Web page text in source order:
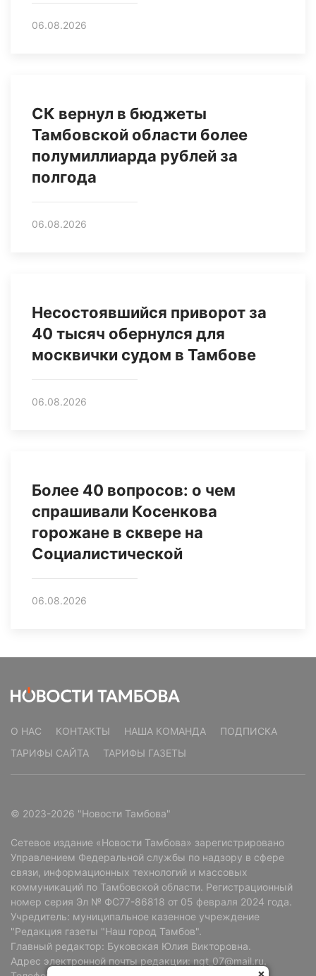
06.08.2026
СК вернул в бюджеты
Тамбовской области более
полумиллиарда рублей за
полгода
06.08.2026
Несостоявшийся приворот за
40 тысяч обернулся для
москвички судом в Тамбове
06.08.2026
Более 40 вопросов: о чем
спрашивали Косенкова
горожане в сквере на
Социалистической
06.08.2026
О НАС КОНТАКТЫ НАША КОМАНДА
ПОДПИСКА
ТАРИФЫ САЙТА
ТАРИФЫ ГАЗЕТЫ
© 2023-2026 "Новости Тамбова"
Сетевое издание «Новости Тамбова» зарегистрировано
Управлением Федеральной службы по надзору в сфере
связи, информационных технологий и массовых
коммуникаций по Тамбовской области. Регистрационный
номер серия Эл № ФС77-86818 от 05 февраля 2024 года.
Учредитель: муниципальное казенное учреждение
"Редакция газеты "Наш город Тамбов".
Главный редактор: Буковская Юлия Викторовна.
Адрес электронной почты редакции: ngt_07@mail.ru.